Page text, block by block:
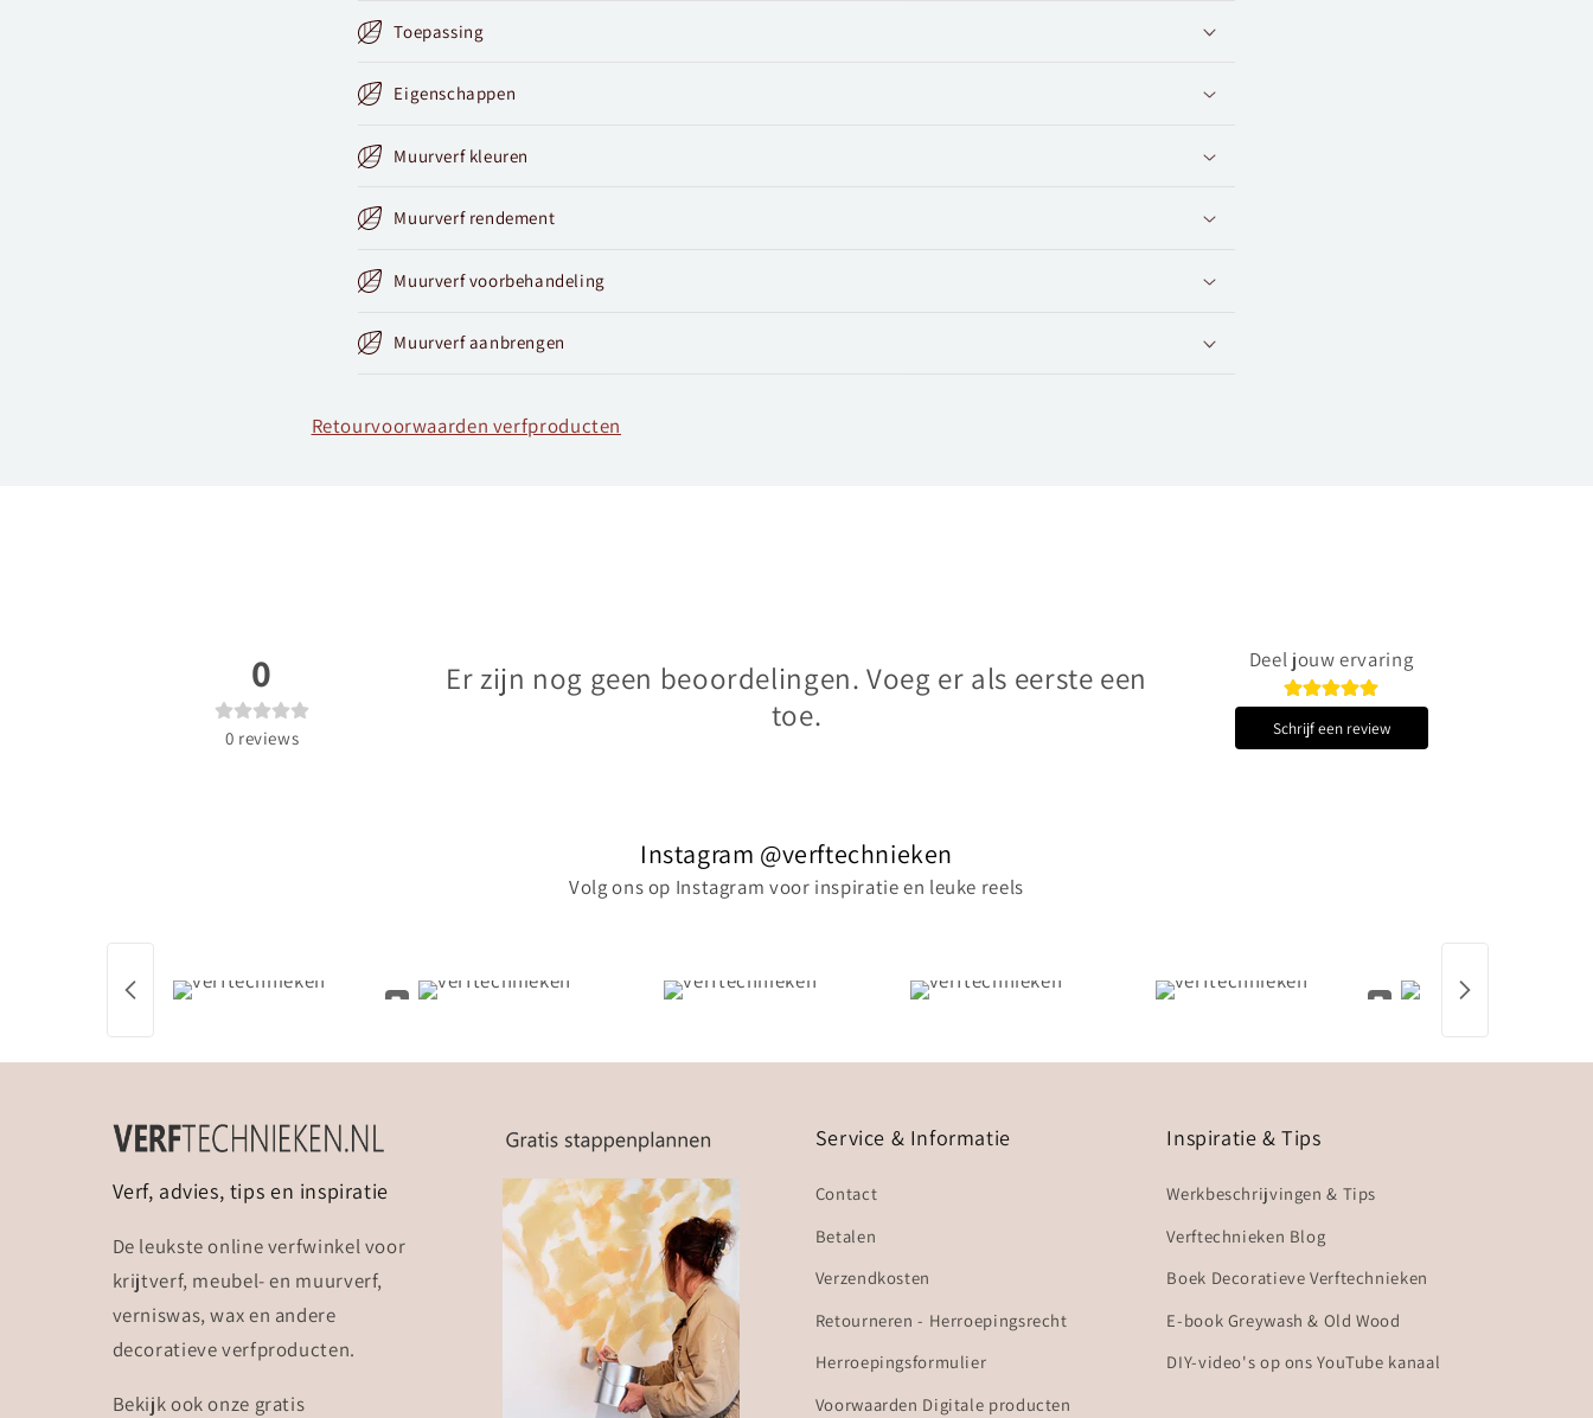
Toepassing
Eigenschappen
Muurverf kleuren
Muurverf rendement
Muurverf voorbehandeling
Muurverf aanbrengen
Retourvoorwaarden verfproducten
0
0 reviews
Er zijn nog geen beoordelingen. Voeg er als eerste een
toe.
Deel jouw ervaring
Schrijf een review
Instagram @verftechnieken
Volg ons op Instagram voor inspiratie en leuke reels
Verf, advies, tips en inspiratie
De leukste online verfwinkel voor
krijtverf, meubel- en muurverf,
verniswas, wax en andere
decoratieve verfproducten.
Bekijk ook onze gratis
Service & Informatie
Contact
Betalen
Verzendkosten
Retourneren - Herroepingsrecht
Herroepingsformulier
Voorwaarden Digitale producten
Inspiratie & Tips
Werkbeschrijvingen & Tips
Verftechnieken Blog
Boek Decoratieve Verftechnieken
E-book Greywash & Old Wood
DIY-video's op ons YouTube kanaal